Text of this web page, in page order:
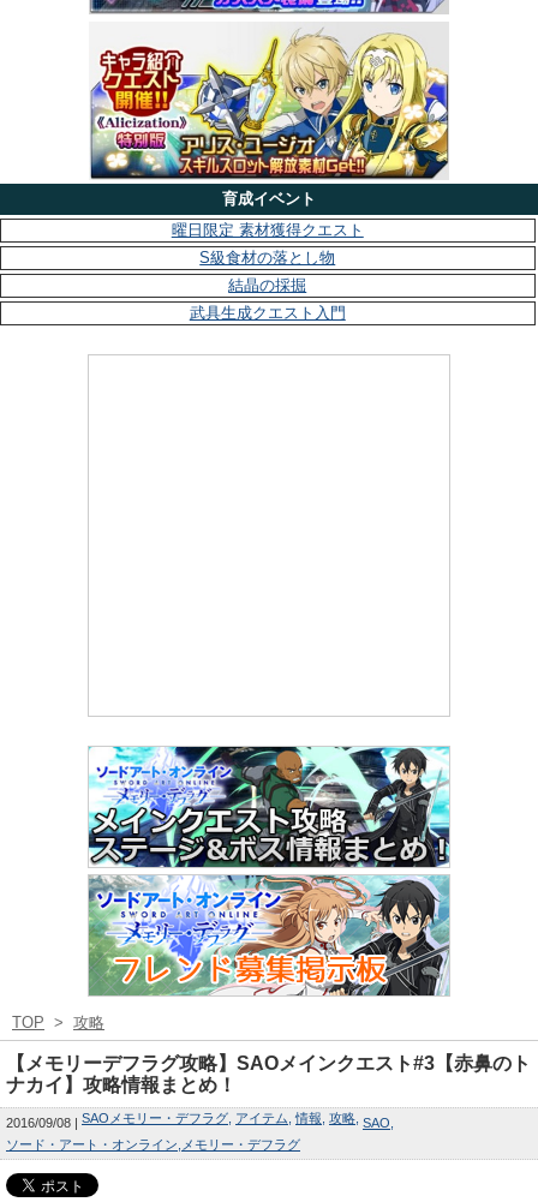
育成イベント
曜日限定 素材獲得クエスト
S級食材の落とし物
結晶の採掘
武具生成クエスト入門
TOP > 攻略
【メモリーデフラグ攻略】SAOメインクエスト#3【赤鼻のト
ナカイ】攻略情報まとめ！
2016/09/08 SAOメモリー・デフラグ アイテム 情報 攻略 SAO
ソード・アート・オンライン メモリー・デフラグ